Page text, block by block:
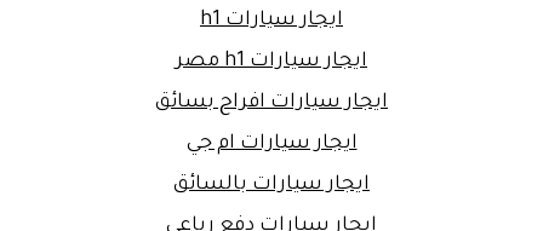
ايجار سيارات h1
ايجار سيارات h1 مصر
ايجار سيارات افراح بسائق
ايجار سيارات ام جي
ايجار سيارات بالسائق
ايجار سيارات دفع رباعي